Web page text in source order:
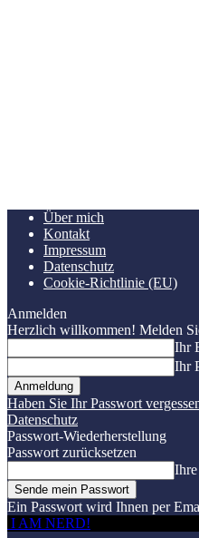
Über mich
Kontakt
Impressum
Datenschutz
Cookie-Richtlinie (EU)
Anmelden
Herzlich willkommen! Melden
Ihr
Ihr
Haben Sie Ihr Passwort
Datenschutz
Passwort-Wiederherstellung
Passwort zurücksetzen
Ein Passwort wird Ihnen per
I AM NERD!